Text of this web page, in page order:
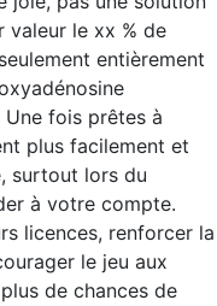
valeur le xx % de
entièrement
fois prêtes à
plus facilement et
surtout lors du
à votre compte.
licences, renforcer la
le jeu aux
de chances de